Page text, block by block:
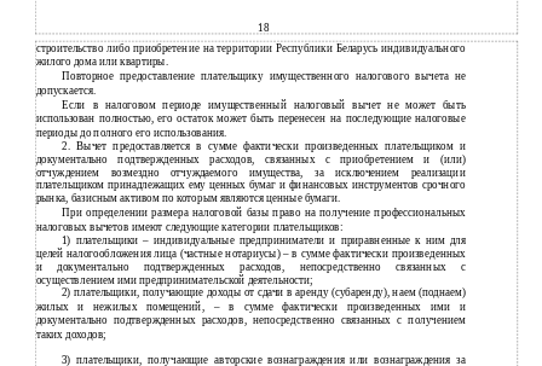
18
строительство либо приобретение на территории Республики Беларусь индивидуального
жилого дома или квартиры.
Повторное предоставление плательщику имущественного налогового вычета не
допускается.
Если в налоговом периоде имущественный налоговый вычет не может быть
использован полностью, его остаток может быть перенесен на последующие налоговые
периоды до полного его использования.
2. Вычет предоставляется в сумме фактически произведенных плательщиком и
документально подтвержденных расходов, связанных с приобретением и (или)
отчуждением возмездно отчуждаемого имущества, за исключением реализации
плательщиком принадлежащих ему ценных бумаг и финансовых инструментов срочного
рынка, базисным активом по которым являются ценные бумаги.
При определении размера налоговой базы право на получение профессиональных
налоговых вычетов имеют следующие категории плательщиков:
1) плательщики – индивидуальные предприниматели и приравненные к ним для
целей налогообложения лица (частные нотариусы) – в сумме фактически произведенных
и документально подтвержденных расходов, непосредственно связанных с
осуществлением ими предпринимательской деятельности;
2) плательщики, получающие доходы от сдачи в аренду (субаренду), наем (поднаем)
жилых и нежилых помещений, – в сумме фактически произведенных ими и
документально подтвержденных расходов, непосредственно связанных с получением
таких доходов;
3) плательщики, получающие авторские вознаграждения или вознаграждения за